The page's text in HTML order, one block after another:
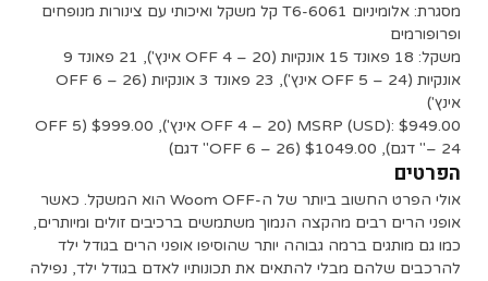
מסגרת: אלומיניום 6061-T6 קל משקל ואיכותי עם צינורות מנופחים
ופרופורמים
משקל: 18 פאונד 15 אונקיות (OFF 4 – 20 אינץ'), 21 פאונד 9
אונקיות (OFF 5 – 24 אינץ'), 23 פאונד 3 אונקיות (OFF 6 – 26
אינץ')
MSRP (USD): $949.00 (OFF 4 – 20 אינץ'), $999.00 (OFF 5
– 24" דגם), $1049.00 (OFF 6 – 26" דגם)
הפרטים
אולי הפרט החשוב ביותר של ה-Woom OFF הוא המשקל. כאשר
אופני הרים רבים מהקצה הנמוך משתמשים ברכיבים זולים ומיותרים,
כמו גם מותגים ברמה גבוהה יותר שהוסיפו אופני הרים בגודל ילד
להרכבים שלהם מבלי להתאים את תכונותיו לאדם בגודל ילד, נפילה